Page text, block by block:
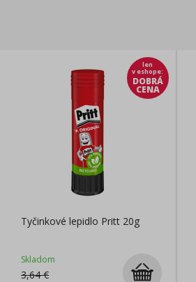
len
v eshope:
DOBRÁ
CENA
Tyčinkové lepidlo Pritt 20g
Skladom
3,64€